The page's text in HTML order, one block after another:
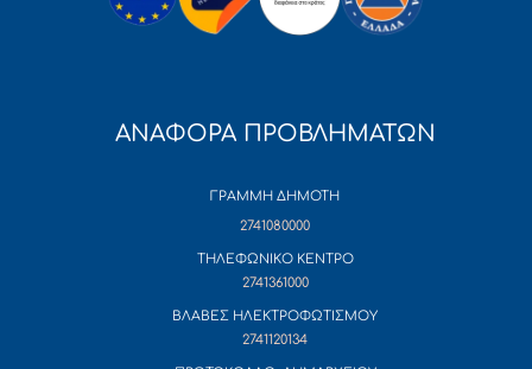
ΑΝΑΦΟΡΑ ΠΡΟΒΛΗΜΑΤΩΝ
ΓΡΑΜΜΗ ΔΗΜΟΤΗ
2741080000
ΤΗΛΕΦΩΝΙΚΟ ΚΕΝΤΡΟ
2741361000
ΒΛΑΒΕΣ ΗΛΕΚΤΡΟΦΩΤΙΣΜΟΥ
2741120134